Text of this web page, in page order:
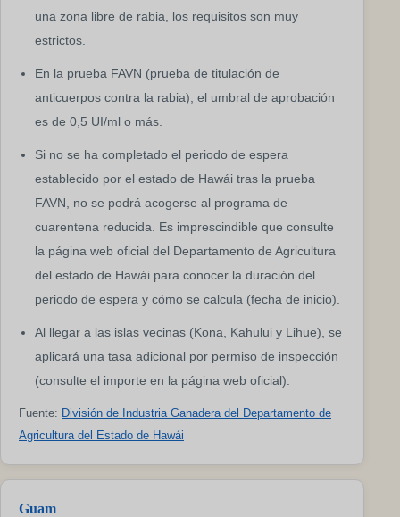
una zona libre de rabia, los requisitos son muy
estrictos.
En la prueba FAVN (prueba de titulación de
anticuerpos contra la rabia), el umbral de aprobación
es de 0,5 UI/ml o más.
Si no se ha completado el periodo de espera
establecido por el estado de Hawái tras la prueba
FAVN, no se podrá acogerse al programa de
cuarentena reducida. Es imprescindible que consulte
la página web oficial del Departamento de Agricultura
del estado de Hawái para conocer la duración del
periodo de espera y cómo se calcula (fecha de inicio).
Al llegar a las islas vecinas (Kona, Kahului y Lihue), se
aplicará una tasa adicional por permiso de inspección
(consulte el importe en la página web oficial).
Fuente: División de Industria Ganadera del Departamento de
Agricultura del Estado de Hawái
Guam